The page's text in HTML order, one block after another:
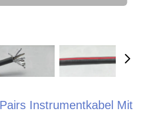
Instrumentkabel Mit